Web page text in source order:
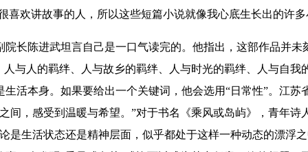
喜欢讲故事的人，所以这些短篇小说就像我心底生长出的许
陈进武坦言自己是一口气读完的。他指出，这部作品并未
与人的羁绊、人与故乡的羁绊、人与时光的羁绊、人与自
活本身。如果要给出一个关键词，他会选用“日常性”。江
间，感受到温暖与希望。”对于书名《乘风或岛屿》，青年
是生活状态还是精神层面，似乎都处于这样一种动态的漂浮